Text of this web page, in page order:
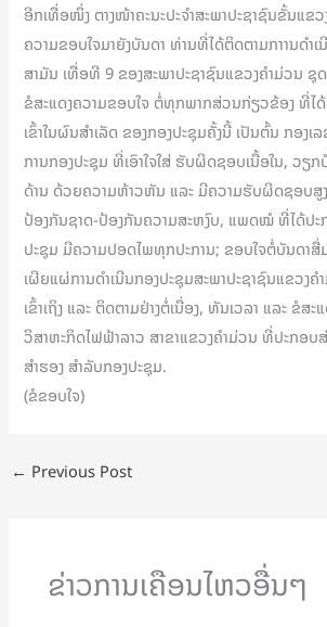
ອີກເທື່ອໜຶ່ງ ຕາງໜ້າຄະນະປະຈໍາສະພາປະຊາຊົນຂັ້ນແຂວ
ຄວາມຂອບໃຈມາຍັງບັນດາ ທ່ານທີ່ໄດ້ຕິດຕາມກາານດໍາ
ສາມັນ ເທື່ອທີ 9 ຂອງສະພາປະຊາຊົນແຂວງຄຳມ່ວນ ຊຸ
ຂໍສະແດງຄວາມຂອບໃຈ ຕໍ່ທຸກພາກສ່ວນກ່ຽວຂ້ອງ ທີ່ໄ
ເຂົ້າໃນຜົນສໍາເລັດ ຂອງກອງປະຊຸມຄັ້ງນີ້ ເປັນຕົ້ນ ກອງເ
ການກອງປະຊຸມ ທີ່ເອົາໃຈໃສ່ ຮັບຜິດຊອບເນື້ອໃນ, ວ
ດ້ານ ດ້ວຍຄວາມຫ້າວຫັນ ແລະ ມີຄວາມຮັບຜິດຊອບສູ
ປ້ອງກັນຊາດ-ປ້ອງກັນຄວາມສະຫງົບ, ແພດໝໍ ທີ່ໄດ້ປະ
ປະຊຸມ ມີຄວາມປອດໄພທຸກປະການ; ຂອບໃຈຕໍ່ບັນດາສື່
ເຜີຍແຜ່ການດໍາເນີນກອງປະຊຸມສະພາປະຊາຊົນແຂວງຄໍ
ເຂົ້າເຖິງ ແລະ ຕິດຕາມຢ່າງຕໍ່ເນື່ອງ, ທັນເວລາ ແລະ ຂໍສ
ວິສາຫະກິດໄຟຟ້າລາວ ສາຂາແຂວງຄໍາມ່ວນ ທີ່ປະກອ
ສຳຮອງ ສໍາລັບກອງປະຊຸມ.
(ຂໍຂອບໃຈ)
← Previous Post
ຂ່າວການເຄືອນໄຫວອື່ນໆ